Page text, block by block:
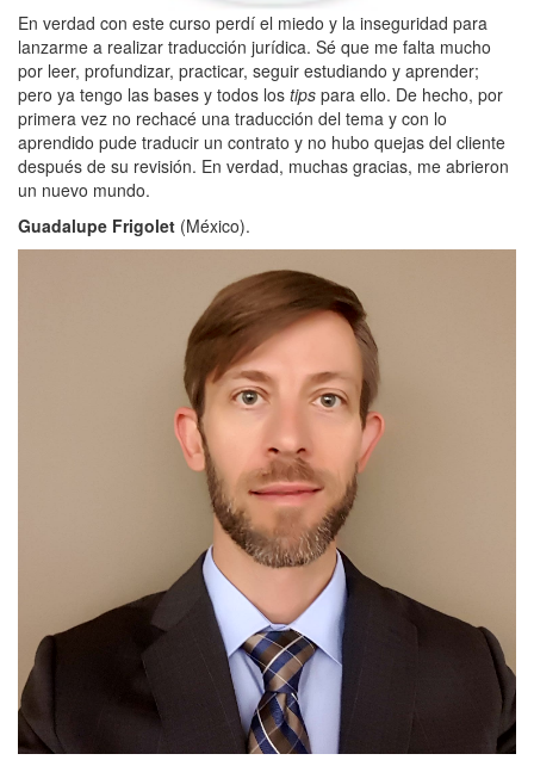
En verdad con este curso perdí el miedo y la inseguridad para
lanzarme a realizar traducción jurídica. Sé que me falta mucho
por leer, profundizar, practicar, seguir estudiando y aprender;
pero ya tengo las bases y todos los tips para ello. De hecho, por
primera vez no rechacé una traducción del tema y con lo
aprendido pude traducir un contrato y no hubo quejas del cliente
después de su revisión. En verdad, muchas gracias, me abrieron
un nuevo mundo.
Guadalupe Frigolet (México).